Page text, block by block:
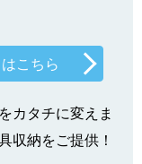
こちら
カタチに変えま
収納をご提供！